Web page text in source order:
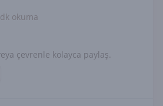
okuma
çevrenle kolayca paylaş.